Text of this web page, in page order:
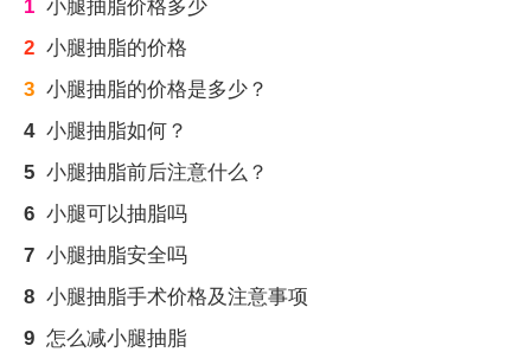
1 小腿抽脂价格多少
2 小腿抽脂的价格
3 小腿抽脂的价格是多少？
4 小腿抽脂如何？
5 小腿抽脂前后注意什么？
6 小腿可以抽脂吗
7 小腿抽脂安全吗
8 小腿抽脂手术价格及注意事项
9 怎么减小腿抽脂